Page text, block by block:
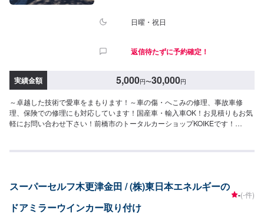
日曜・祝日
返信待たずに予約確定！
実績金額 5,000円〜30,000円
～卓越した技術で愛車をまもります！～車の傷・へこみの修理、事故車修
理、保険での修理にも対応しています！国産車・輸入車OK！お見積りもお気
軽にお問い合わせ下さい！前橋市のトータルカーショップKOIKEです！
種多様な自動車を骨格(フレーム)修正作業することができる3Dジグ修正機
入車修理もお任せください。他店に修理を断られてしまったお車でも、まず
はお気軽にご相談ください！--------------------------------------------------【1】オフ
ァーにてお問い合わせ【2】お見積り【3】お見積りにご納得いただければ作
スーパーセルフ木更津金田 / (株)東日本エネルギーの
ドアミラーウインカー取り付け
-(-件)